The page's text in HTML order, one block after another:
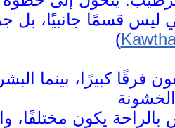
ليس قسمًا جانبيًا، بل
(
كبيرًا، بينما